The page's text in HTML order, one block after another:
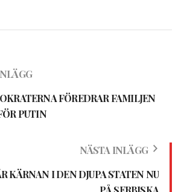
FÖREDRAR FAMILJEN
PUTIN
NÄSTA INLÄGG
KÄRNAN I DEN DJUPA STATEN NU